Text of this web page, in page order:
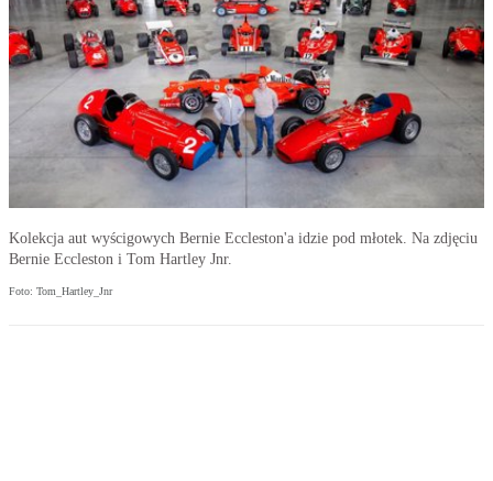
Kolekcja aut wyścigowych Bernie Eccleston'a idzie pod młotek. Na zdjęciu
Bernie Eccleston i Tom Hartley Jnr.
Foto: Tom_Hartley_Jnr